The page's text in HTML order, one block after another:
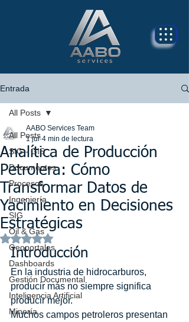
Entrada
All Posts
SIG - GIS
Documentos
Procesos
Ingeniería
SIG
Oil & Gas
Geoportales
Dashboards
Gestión Documental
Inteligencia Artificial
Minería
All Posts
Analítica de Producción
Petrolera: Cómo
Transformar Datos de
Yacimiento en Decisiones
Estratégicas
AABO Services Team
1 jul 4 min de lectura
Obtuvo NaN de 5 estrellas.
Introducción
En la industria de hidrocarburos,
producir más no siempre significa
producir mejor.
Muchos campos petroleros presentan